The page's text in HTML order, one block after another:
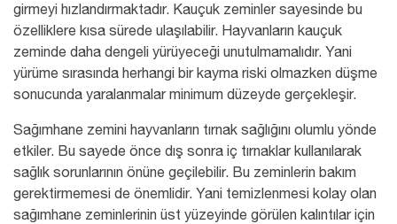
girmeyi hızlandırmaktadır. Kauçuk zeminler sayesinde bu
özelliklere kısa sürede ulaşılabilir. Hayvanların kauçuk
zeminde daha dengeli yürüyeceği unutulmamalıdır. Yani
yürüme sırasında herhangi bir kayma riski olmazken düşme
sonucunda yaralanmalar minimum düzeyde gerçekleşir.
Sağımhane zemini hayvanların tırnak sağlığını olumlu yönde
etkiler. Bu sayede önce dış sonra iç tırnaklar kullanılarak
sağlık sorunlarının önüne geçilebilir. Bu zeminlerin bakım
gerektirmemesi de önemlidir. Yani temizlenmesi kolay olan
sağımhane zeminlerinin üst yüzeyinde görülen kalıntılar için